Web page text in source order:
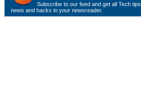
Subscribe to our feed and get all Tech tips,
news and hacks in your newsreader.